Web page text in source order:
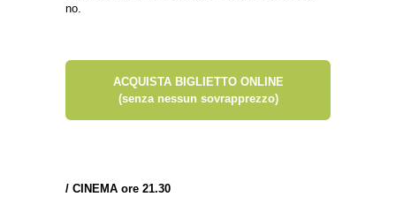
no.
ACQUISTA BIGLIETTO ONLINE
(senza nessun sovrapprezzo)
/ CINEMA ore 21.30